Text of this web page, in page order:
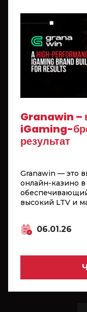
Granawin –
iGaming-
результат
Granawin — это
онлайн-казино
высокий LTV и
казино
опыт в06.01.26